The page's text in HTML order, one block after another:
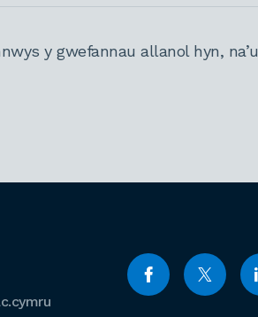
y gwefannau allanol hyn, na’u